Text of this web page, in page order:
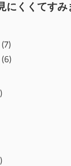
にくくてすみ
(7)
(6)